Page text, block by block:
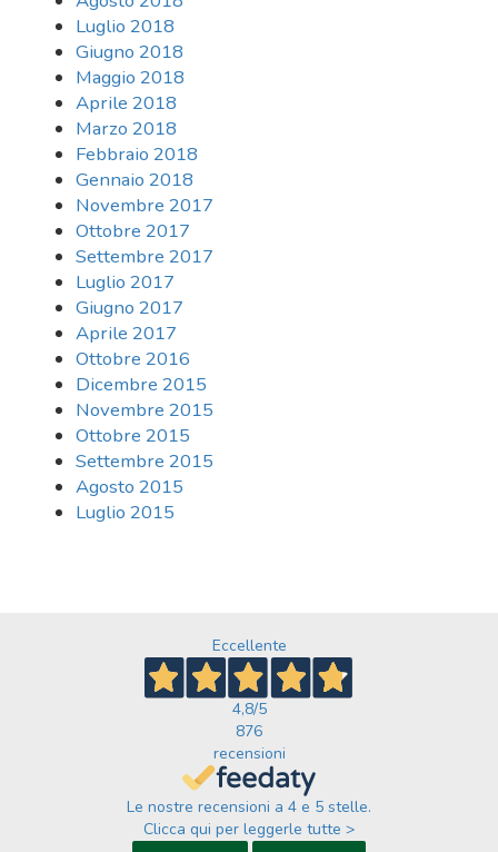
Luglio 2018
Giugno 2018
Maggio 2018
Aprile 2018
Marzo 2018
Febbraio 2018
Gennaio 2018
Novembre 2017
Ottobre 2017
Settembre 2017
Luglio 2017
Giugno 2017
Aprile 2017
Ottobre 2016
Dicembre 2015
Novembre 2015
Ottobre 2015
Settembre 2015
Agosto 2015
Luglio 2015
Eccellente
4,8/5
876
recensioni
Le nostre recensioni a 4 e 5 stelle.
Clicca qui per leggerle tutte >